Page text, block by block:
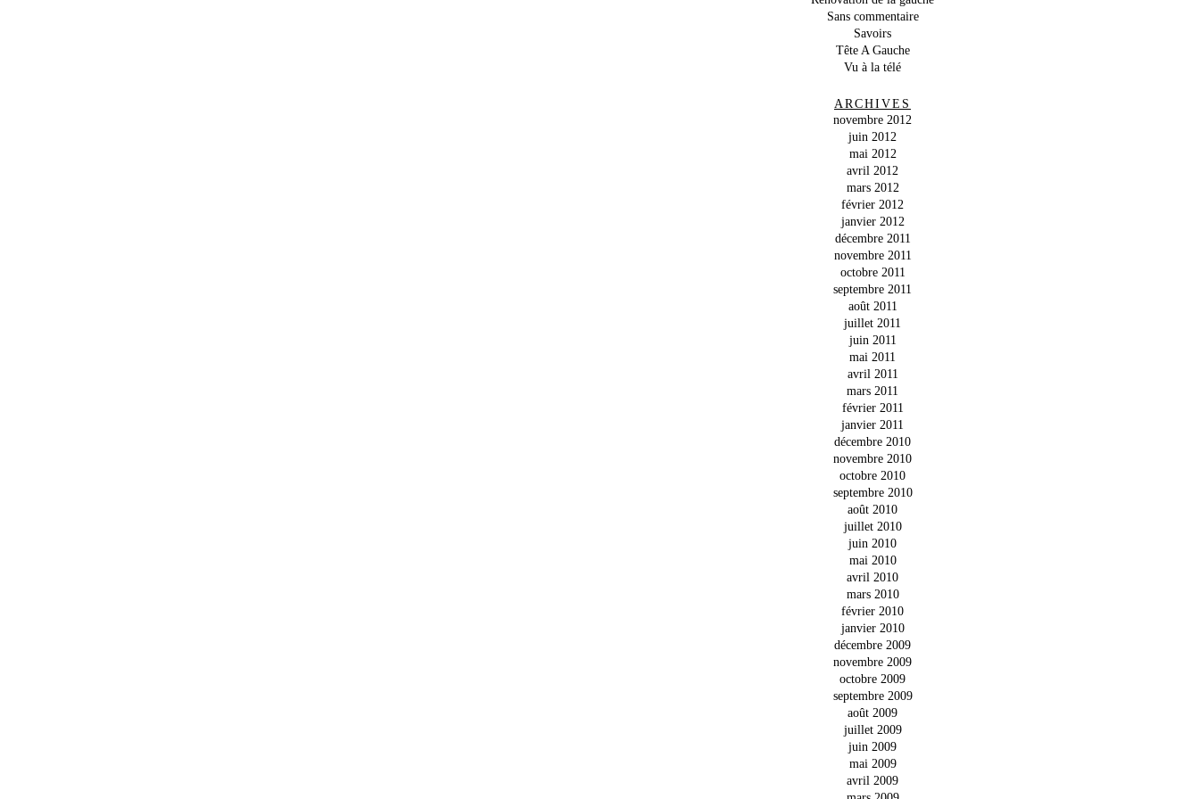
Sans commentaire
Savoirs
Tête A Gauche
Vu à la télé
ARCHIVES
novembre 2012
juin 2012
mai 2012
avril 2012
mars 2012
février 2012
janvier 2012
décembre 2011
novembre 2011
octobre 2011
septembre 2011
août 2011
juillet 2011
juin 2011
mai 2011
avril 2011
mars 2011
février 2011
janvier 2011
décembre 2010
novembre 2010
octobre 2010
septembre 2010
août 2010
juillet 2010
juin 2010
mai 2010
avril 2010
mars 2010
février 2010
janvier 2010
décembre 2009
novembre 2009
octobre 2009
septembre 2009
août 2009
juillet 2009
juin 2009
mai 2009
avril 2009